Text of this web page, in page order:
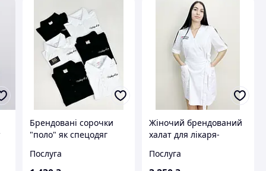
Брендовані сорочки
"поло" як спецодяг
Послуга
Жіночий брендований
халат для лікаря-
Послуга